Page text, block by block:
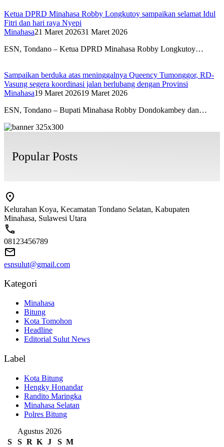
Ketua DPRD Minahasa Robby Longkutoy sampaikan selamat Idul
Fitri dan hari raya Nyepi
Minahasa21 Maret 202631 Maret 2026
ESN, Tondano – Ketua DPRD Minahasa Robby Longkutoy…
Sampaikan berduka atas meninggalnya Queency Tumonggor, RD-
Vasung segera koordinasi jalan berlubang dengan Provinsi
Minahasa19 Maret 202619 Maret 2026
ESN, Tondano – Bupati Minahasa Robby Dondokambey dan…
Popular Posts
Kelurahan Koya, Kecamatan Tondano Selatan, Kabupaten
Minahasa, Sulawesi Utara
08123456789
esnsulut@gmail.com
Kategori
Minahasa
Bitung
Kota Tomohon
Headline
Editorial Sulut News
Label
Kota Bitung
Hengky Honandar
Randito Maringka
Minahasa Selatan
Polres Bitung
Agustus 2026
S
S R K J S M